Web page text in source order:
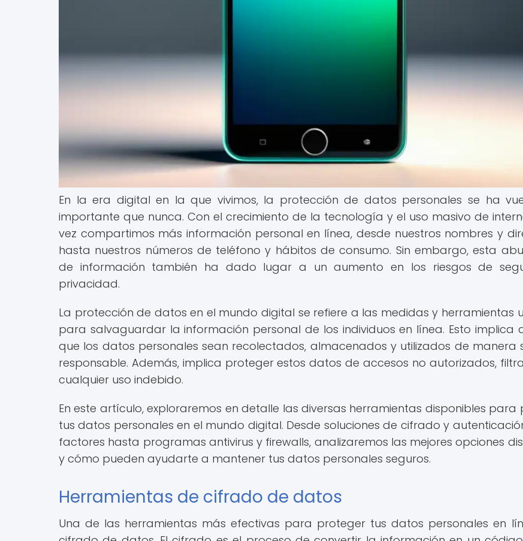
En la era digital en la que vivimos, la protección de datos personales se ha
importante que nunca. Con el crecimiento de la tecnología y el uso masivo de
vez compartimos más información personal en línea, desde nuestros nombres y
hasta nuestros números de teléfono y hábitos de consumo. Sin embargo, esta
de información también ha dado lugar a un aumento en los riesgos de
privacidad.
La protección de datos en el mundo digital se refiere a las medidas y herramientas
para salvaguardar la información personal de los individuos en línea. Esto implica
que los datos personales sean recolectados, almacenados y utilizados de manera
responsable. Además, implica proteger estos datos de accesos no autorizados,
cualquier uso indebido.
En este artículo, exploraremos en detalle las diversas herramientas disponibles para
tus datos personales en el mundo digital. Desde soluciones de cifrado y
factores hasta programas antivirus y firewalls, analizaremos las mejores opciones
y cómo pueden ayudarte a mantener tus datos personales seguros.
Herramientas de cifrado de datos
Una de las herramientas más efectivas para proteger tus datos personales en